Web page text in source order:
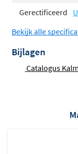
Gerectificeerd
Bekijk alle
Bijlagen
Catalogus